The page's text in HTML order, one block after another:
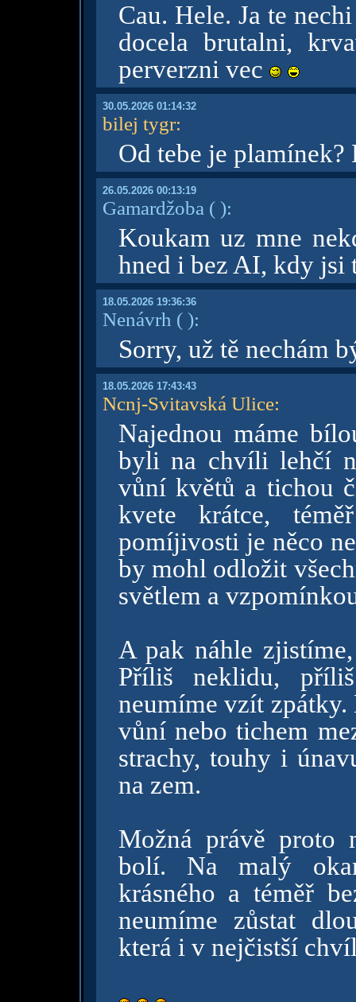
Cau. Hele. Ja te
docela brutalni,
perverzni vec
30.05.2026 01:14:32
bilej tygr:
Od tebe je
26.05.2026 00:13:19
Gamardžoba ( ):
Koukam uz mne
hned i bez AI, kdy jsi
18.05.2026 19:36:36
Nenávrh ( ):
Sorry, už tě nechám
18.05.2026 17:43:43
Ncnj-Svitavská Ulice:
Najednou máme
byli na chvíli lehčí
vůní květů a tichou
kvete krátce,
pomíjivosti je něco
by mohl odložit
světlem a
A pak náhle
Příliš neklidu,
neumíme vzít zpátky.
vůní nebo tichem
strachy, touhy i
na zem.
Možná právě proto
bolí. Na malý
krásného a téměř
neumíme zůstat
která i v nejčistší